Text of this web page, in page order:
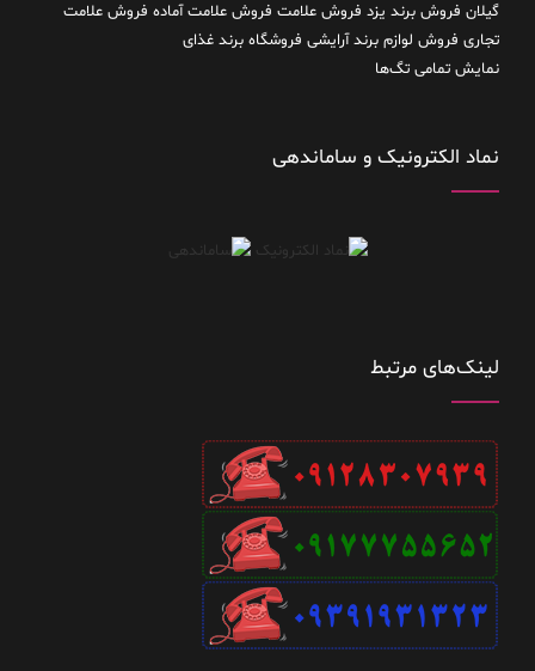
گیلان فروش برند یزد فروش علامت فروش علامت آماده فروش علامت
تجاری فروش لوازم برند آرایشی فروشگاه برند غذای
نمایش تمامی تگ‌ها
نماد الکترونیک و ساماندهی
لینک‌های مرتبط